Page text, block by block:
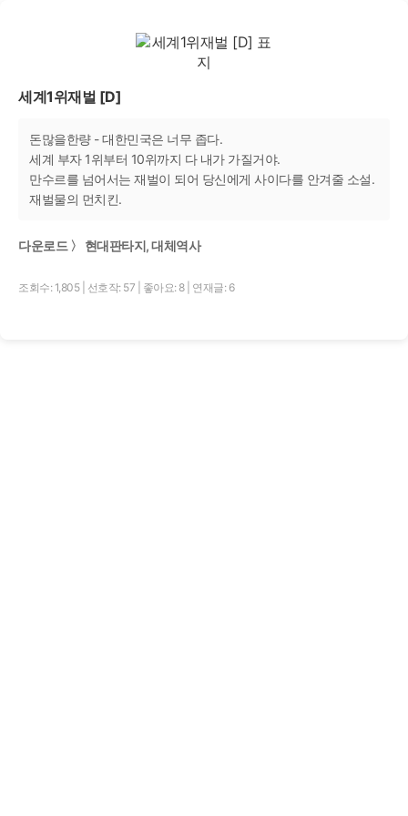
세계1위재벌 [D]
돈많을한량 - 대한민국은 너무 좁다.
세계 부자 1위부터 10위까지 다 내가 가질거야.
만수르를 넘어서는 재벌이 되어 당신에게 사이다를 안겨줄 소설.
재벌물의 먼치킨.
다운로드 〉 현대판타지, 대체역사
조회수: 1,805 선호작: 57 좋아요: 8 연재글: 6